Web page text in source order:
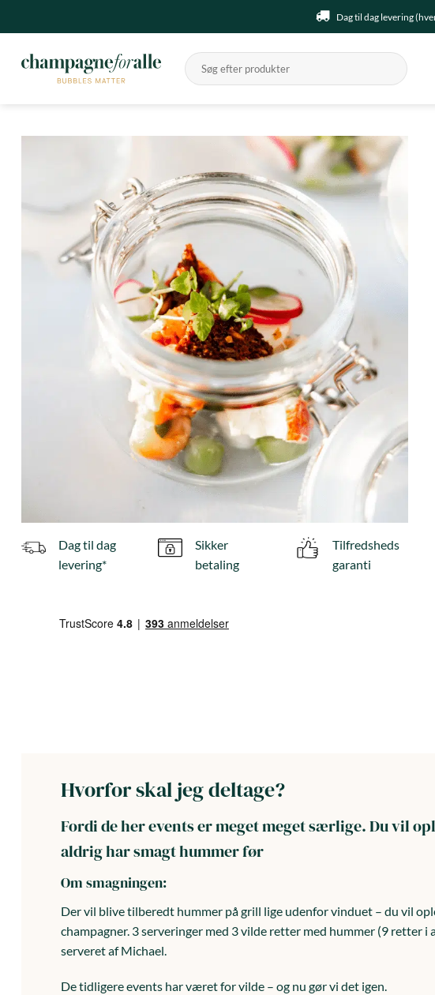
Dag til dag levering
Søg
efter:
Dag til dag
levering*
Sikker
betaling
Tilfredsheds
garanti
Hvorfor skal jeg deltage?
Fordi de her events er meget meget særlige. Du vil
aldrig har smagt hummer før
Om smagningen:
Der vil blive tilberedt hummer på grill lige udenfor vinduet – du vil
champagner. 3 serveringer med 3 vilde retter med hummer (9 retter i
serveret af Michael.
De tidligere events har været for vilde – og nu gør vi det igen.